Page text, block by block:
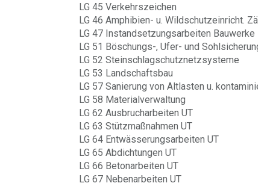
LG 45 Verkehrszeichen
LG 46 Amphibien- u. Wildschutzeinricht.
LG 47 Instandsetzungsarbeiten Bauwerke
LG 51 Böschungs-, Ufer- und Sohlsicherung.
LG 52 Steinschlagschutznetzsysteme
LG 53 Landschaftsbau
LG 57 Sanierung von Altlasten u.
LG 58 Materialverwaltung
LG 62 Ausbrucharbeiten UT
LG 63 Stützmaßnahmen UT
LG 64 Entwässerungsarbeiten UT
LG 65 Abdichtungen UT
LG 66 Betonarbeiten UT
LG 67 Nebenarbeiten UT